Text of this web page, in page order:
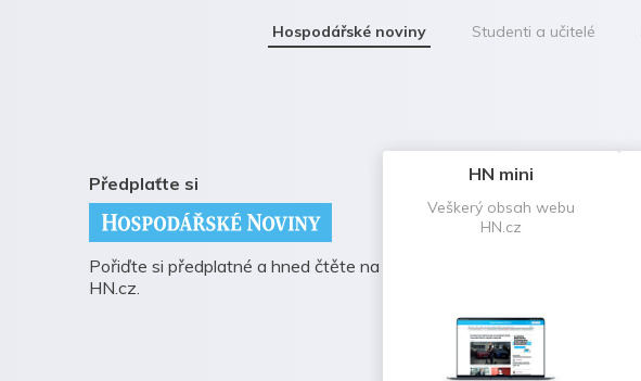
Hospodářské noviny Studenti a učitelé
Předplaťte si
Pořiďte si předplatné a hned čtěte na
HN.cz.
HN mini
Veškerý obsah webu
HN.cz